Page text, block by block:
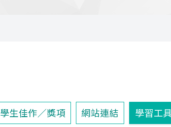
學生佳作／獎項 網站連結 學習工